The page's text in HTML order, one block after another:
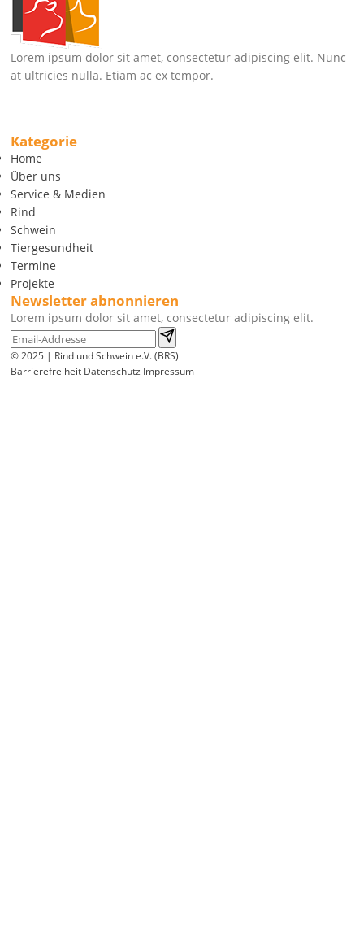
Lorem ipsum dolor sit amet, consectetur adipiscing elit. Nunc
at ultricies nulla. Etiam ac ex tempor.
Kategorie
Home
Über uns
Service & Medien
Rind
Schwein
Tiergesundheit
Termine
Projekte
Newsletter abnonnieren
Lorem ipsum dolor sit amet, consectetur adipiscing elit.
© 2025 | Rind und Schwein e.V. (BRS)
Barrierefreiheit Datenschutz Impressum